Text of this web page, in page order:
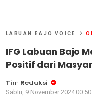
LABUAN BAJO VOICE
IFG Labuan Bajo
Positif dari
Tim Redaksi
Sabtu, 9 November 2024 00:50